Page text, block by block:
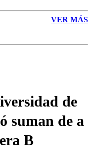
VER MÁS
de
suman de a
B